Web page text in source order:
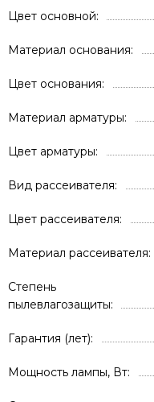
Цвет основной
Материал основания
Цвет основания
Материал арматуры
Цвет арматуры
Вид рассеивателя
Цвет рассеивателя
Материал рассеивателя
Степень
пылевлагозащиты
Гарантия (лет)
Мощность лампы, Вт